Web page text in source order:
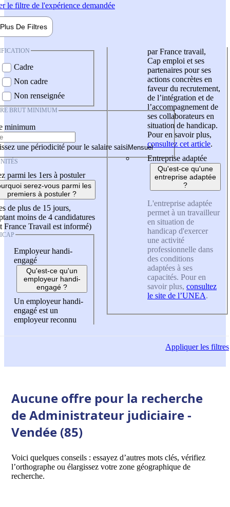
le filtre de l'expérience demandée
Plus De Filtres
Cadre
Non cadre
Non renseignée
BRUT MINIMUM
minimum
une périodicité pour le salaire saisi
parmi les 1ers à postuler
serez-vous parmi les
premiers à postuler ?
de plus de 15 jours,
moins de 4 candidatures
France Travail est informé)
Employeur handi-
engagé
Qu'est-ce qu'un
employeur handi-
engagé ?
Un employeur handi-
engagé est un
employeur reconnu
par France travail,
Cap emploi et ses
partenaires pour ses
actions concrètes en
faveur du recrutement,
de l’intégration et de
l’accompagnement de
ses collaborateurs en
situation de handicap.
Pour en savoir plus,
consultez cet article.
Entreprise adaptée
Qu'est-ce qu'une
entreprise adaptée
?
L'entreprise adaptée
permet à un travailleur
en situation de
handicap d'exercer
une activité
professionnelle dans
des conditions
adaptées à ses
capacités. Pour en
savoir plus, consultez
le site de l’UNEA.
Appliquerles filtres
Aucune offre pour la recherche
de Administrateur judiciaire -
Vendée (85)
Voici quelques conseils : essayez d’autres mots clés, vérifiez
l’orthographe ou élargissez votre zone géographique de
recherche.